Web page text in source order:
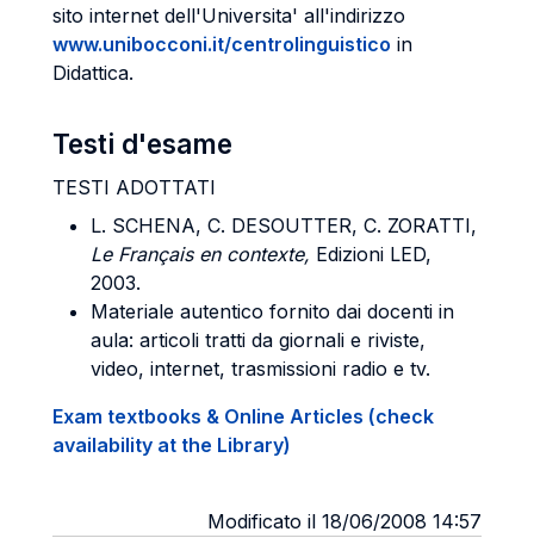
sito internet dell'Universita' all'indirizzo
www.unibocconi.it/centrolinguistico in
Didattica.
Testi d'esame
TESTI ADOTTATI
L. SCHENA, C. DESOUTTER, C. ZORATTI,
Le Français en contexte, Edizioni LED,
2003.
Materiale autentico fornito dai docenti in
aula: articoli tratti da giornali e riviste,
video, internet, trasmissioni radio e tv.
Exam textbooks & Online Articles (check
availability at the Library)
Modificato il 18/06/2008 14:57